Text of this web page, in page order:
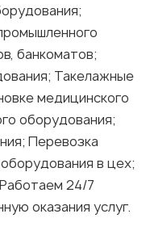
банкоматов;
Такелажные
медицинского
оборудования;
Перевозка
в цех;
24/7
оказания услуг.